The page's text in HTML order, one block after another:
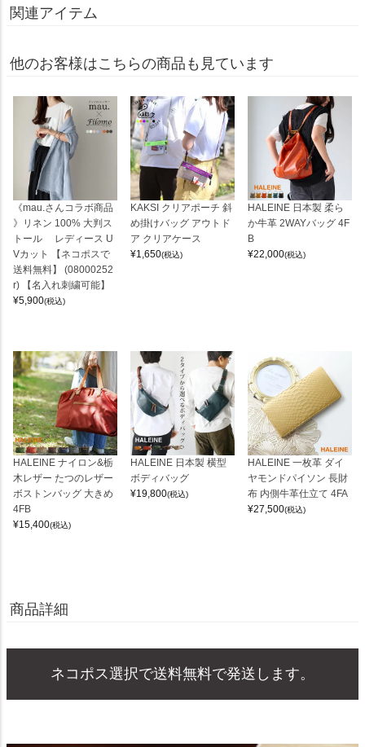
関連アイテム
他のお客様はこちらの商品も見ています
《mau.さんコラボ商品
》リネン 100% 大判ス
トール レディース U
Vカット 【ネコポスで
送料無料】 (08000252
r) 【名入れ刺繍可能】
¥5,900(税込)
KAKSI クリアポーチ 斜
め掛けバッグ アウトド
ア クリアケース
¥1,650(税込)
HALEINE 日本製 柔ら
か牛革 2WAYバッグ 4F
B
¥22,000(税込)
HALEINE ナイロン&栃
木レザー たつのレザー
ボストンバッグ 大きめ
4FB
¥15,400(税込)
HALEINE 日本製 横型
ボディバッグ
¥19,800(税込)
HALEINE 一枚革 ダイ
ヤモンドパイソン 長財
布 内側牛革仕立て 4FA
¥27,500(税込)
商品詳細
ネコポス選択で送料無料で発送します。